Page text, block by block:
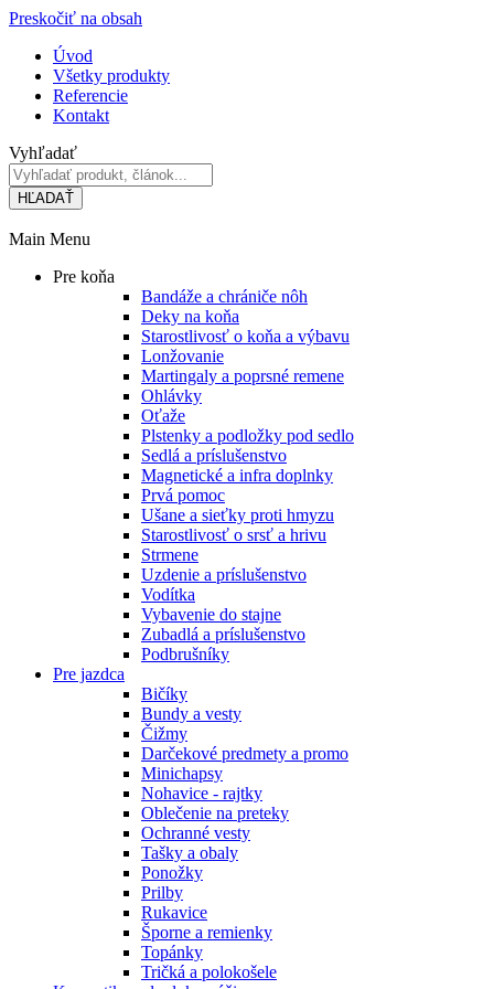
Preskočiť na obsah
Úvod
Všetky produkty
Referencie
Kontakt
Vyhľadať
HĽADAŤ
Main Menu
Pre koňa
Bandáže a chrániče nôh
Deky na koňa
Starostlivosť o koňa a výbavu
Lonžovanie
Martingaly a poprsné remene
Ohlávky
Oťaže
Plstenky a podložky pod sedlo
Sedlá a príslušenstvo
Magnetické a infra doplnky
Prvá pomoc
Ušane a sieťky proti hmyzu
Starostlivosť o srsť a hrivu
Strmene
Uzdenie a príslušenstvo
Vodítka
Vybavenie do stajne
Zubadlá a príslušenstvo
Podbrušníky
Pre jazdca
Bičíky
Bundy a vesty
Čižmy
Darčekové predmety a promo
Minichapsy
Nohavice - rajtky
Oblečenie na preteky
Ochranné vesty
Tašky a obaly
Ponožky
Prilby
Rukavice
Šporne a remienky
Topánky
Tričká a polokošele